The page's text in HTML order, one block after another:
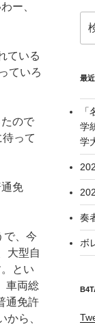
ー、
ている
ていろ
ので
って
免
で、今
大型自
とい
車両総
通免許
ら、
索:
最
学
学
奏
ボ